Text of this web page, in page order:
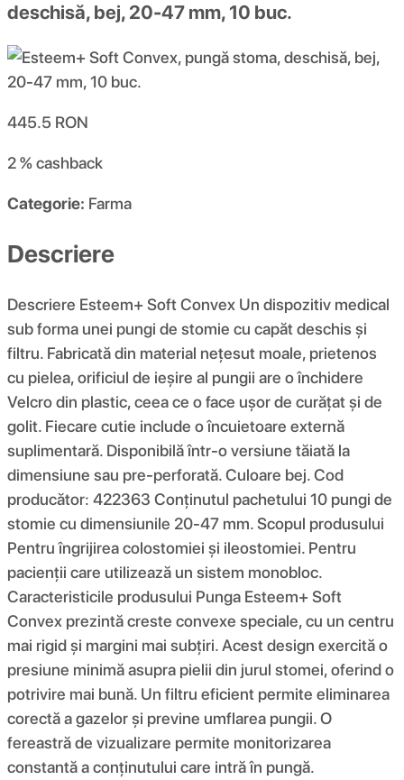
deschisă, bej, 20-47 mm, 10 buc.
445.5 RON
2 %cashback
Categorie: Farma
Descriere
Descriere Esteem+ Soft Convex Un dispozitiv medical
sub forma unei pungi de stomie cu capăt deschis și
filtru. Fabricată din material nețesut moale, prietenos
cu pielea, orificiul de ieșire al pungii are o închidere
Velcro din plastic, ceea ce o face ușor de curățat și de
golit. Fiecare cutie include o încuietoare externă
suplimentară. Disponibilă într-o versiune tăiată la
dimensiune sau pre-perforată. Culoare bej. Cod
producător: 422363 Conținutul pachetului 10 pungi de
stomie cu dimensiunile 20-47 mm. Scopul produsului
Pentru îngrijirea colostomiei și ileostomiei. Pentru
pacienții care utilizează un sistem monobloc.
Caracteristicile produsului Punga Esteem+ Soft
Convex prezintă creste convexe speciale, cu un centru
mai rigid și margini mai subțiri. Acest design exercită o
presiune minimă asupra pielii din jurul stomei, oferind o
potrivire mai bună. Un filtru eficient permite eliminarea
corectă a gazelor și previne umflarea pungii. O
fereastră de vizualizare permite monitorizarea
constantă a conținutului care intră în pungă.